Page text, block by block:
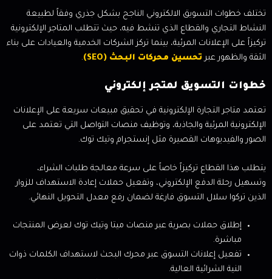
تختلف خطوات التسويق الالكتروني الناجح بشكل جذري وفقاً لطبيعة
النشاط التجاري والقطاع الذي تنشط فيه، حيث تتطلب المتاجر الإلكترونية
تركيزاً على الإعلانات المرئية، بينما تركز الشركات الخدمية والعيادات على بناء
الثقة والظهور عبر تحسين محركات البحث (SEO) .
خطوات التسويق لمتجر إلكتروني
تعتمد متاجر التجارة الإلكترونية في تحقيق مبيعات سريعة على الإعلانات
الإلكترونية المرئية والجاذبة، وتوظيف منصات التواصل التي تعتمد على
الصور والفيديوهات القصيرة مثل إنستجرام وتيك توك.
يتطلب هذا القطاع تركيزاً خاصاً على سرعة معالجة طلبات الشراء،
وتسهيل رحلة الدفع الإلكتروني، وتفعيل حملات إعادة الاستهداف للزوار
الذين تركوا سلال التسوق فارغة لضمان رفع معدل التحويل النهائي.
إطلاق حملات بصرية عبر منصات ميتا وتيك توك لعرض المنتجات
مباشرة.
تفعيل إعلانات التسوق عبر محرك البحث لاستهداف الكلمات ذوات
النية الشرائية العالية.